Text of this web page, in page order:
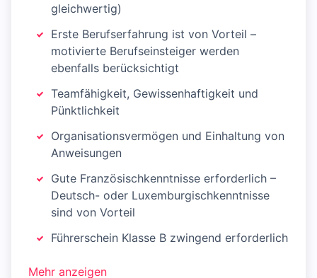
gleichwertig)
Erste Berufserfahrung ist von Vorteil –
motivierte Berufseinsteiger werden
ebenfalls berücksichtigt
Teamfähigkeit, Gewissenhaftigkeit und
Pünktlichkeit
Organisationsvermögen und Einhaltung von
Anweisungen
Gute Französischkenntnisse erforderlich –
Deutsch- oder Luxemburgischkenntnisse
sind von Vorteil
Führerschein Klasse B zwingend erforderlich
Mehr anzeigen